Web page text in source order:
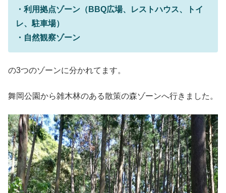
・利用拠点ゾーン （BBQ広場、レストハウス、トイ
レ、駐車場）
・自然観察ゾーン
の3つのゾーンに分かれてます。
舞岡公園から雑木林のある散策の森ゾーンへ行きました。